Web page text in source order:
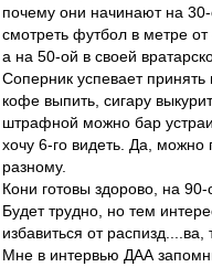
почему они начинают на
смотреть футбол в метре
а на 50-ой в своей
Соперник успевает принять
кофе выпить, сигару
штрафной можно бар
хочу 6-го видеть. Да, можно
разному.
Кони готовы здорово, на 90-
Будет трудно, но тем
избавиться от распизд....ва,
Мне в интервью ДАА